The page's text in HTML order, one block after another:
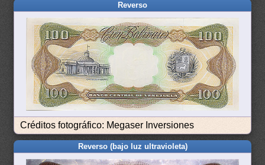
Reverso
Créditos fotográfico: Megaser Inversiones
Reverso (bajo luz ultravioleta)